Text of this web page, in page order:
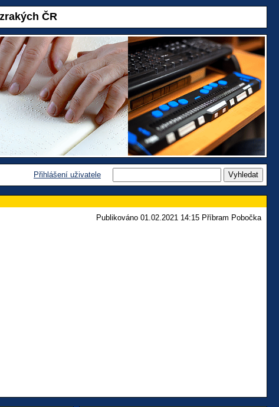
ČR
Přihlášení uživatele
Publikováno 01.02.2021 14:15 Příbram Pobočka